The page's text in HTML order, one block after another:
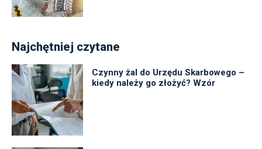
Najchętniej czytane
Czynny żal do Urzędu Skarbowego –
kiedy należy go złożyć? Wzór